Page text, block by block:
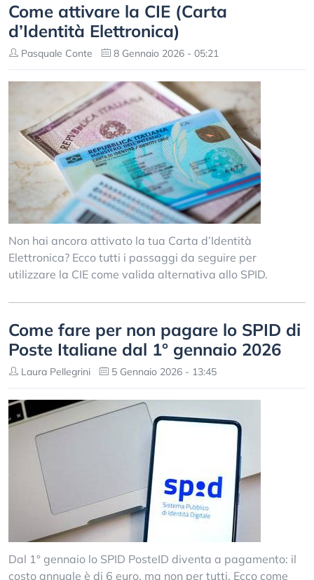
Come attivare la CIE (Carta
d’Identità Elettronica)
Pasquale Conte 8 Gennaio 2026 - 05:21
Non hai ancora attivato la tua Carta d’Identità
Elettronica? Ecco tutti i passaggi da seguire per
utilizzare la CIE come valida alternativa allo SPID.
Come fare per non pagare lo SPID di
Poste Italiane dal 1° gennaio 2026
Laura Pellegrini 5 Gennaio 2026 - 13:45
Dal 1° gennaio lo SPID PosteID diventa a pagamento: il
costo annuale è di 6 euro, ma non per tutti. Ecco come